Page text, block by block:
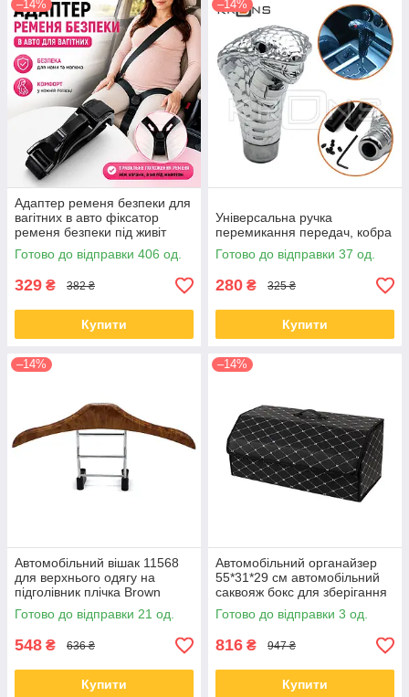
–14%
Адаптер ременя безпеки для
вагітних в авто фіксатор
ременя безпеки під живіт
Готово до відправки 406 од.
329 ₴ 382 ₴
Купити
–14%
Універсальна ручка
перемикання передач, кобра
Готово до відправки 37 од.
280 ₴ 325 ₴
Купити
–14%
Автомобільний вішак 11568
для верхнього одягу на
підголівник плічка Brown
Готово до відправки 21 од.
548 ₴ 636 ₴
Купити
–14%
Автомобільний органайзер
55*31*29 см автомобільний
саквояж бокс для зберігання
2 відділи XY0-52 Black-Gold
Готово до відправки 3 од.
816 ₴ 947 ₴
Купити